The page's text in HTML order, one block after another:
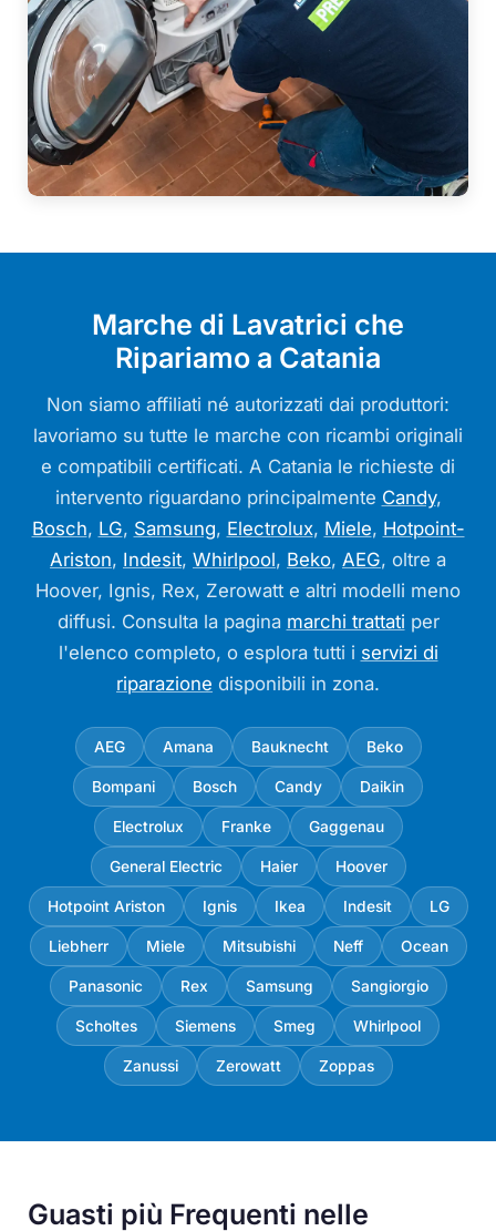
Marche di Lavatrici che
Ripariamo a Catania
Non siamo affiliati né autorizzati dai produttori:
lavoriamo su tutte le marche con ricambi originali
e compatibili certificati. A Catania le richieste di
intervento riguardano principalmente Candy,
Bosch, LG, Samsung, Electrolux, Miele, Hotpoint-
Ariston, Indesit, Whirlpool, Beko, AEG, oltre a
Hoover, Ignis, Rex, Zerowatt e altri modelli meno
diffusi. Consulta la pagina marchi trattati per
l'elenco completo, o esplora tutti i servizi di
riparazione disponibili in zona.
AEG Amana Bauknecht Beko
Bompani Bosch Candy Daikin
Electrolux Franke Gaggenau
General Electric Haier Hoover
Hotpoint Ariston Ignis Ikea Indesit LG
Liebherr Miele Mitsubishi Neff Ocean
Panasonic Rex Samsung Sangiorgio
Scholtes Siemens Smeg Whirlpool
Zanussi Zerowatt Zoppas
Guasti più Frequenti nelle